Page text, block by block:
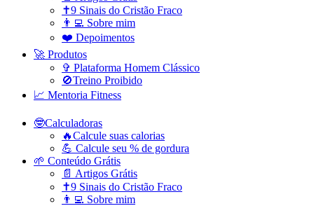
✝️9 Sinais do Cristão Fraco
👨‍💻 Sobre mim
❤️ Depoimentos
🚀 Produtos
✞ Plataforma Homem Clássico
🚫Treino Proibido
📈 Mentoria Fitness
🤓Calculadoras
🔥Calcule suas calorias
💪 Calcule seu % de gordura
🌱 Conteúdo Grátis
📄 Artigos Grátis
✝️9 Sinais do Cristão Fraco
👨‍💻 Sobre mim